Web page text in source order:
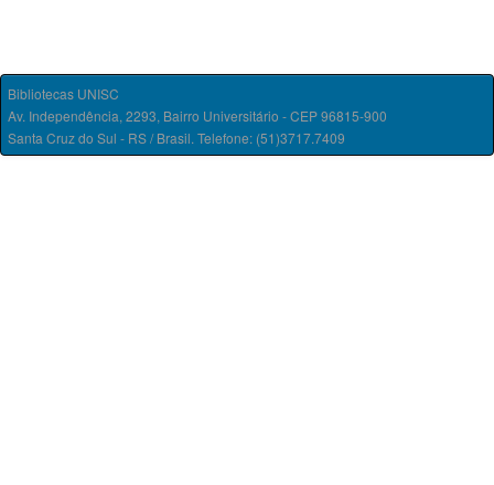
Bibliotecas UNISC
Av. Independência, 2293, Bairro Universitário - CEP 96815-900
Santa Cruz do Sul - RS / Brasil. Telefone: (51)3717.7409